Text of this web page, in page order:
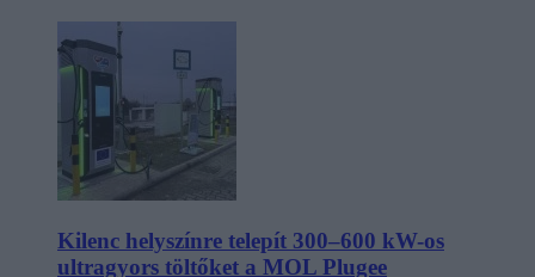
Kilenc helyszínre telepít 300–600 kW-os
ultragyors töltőket a MOL Plugee